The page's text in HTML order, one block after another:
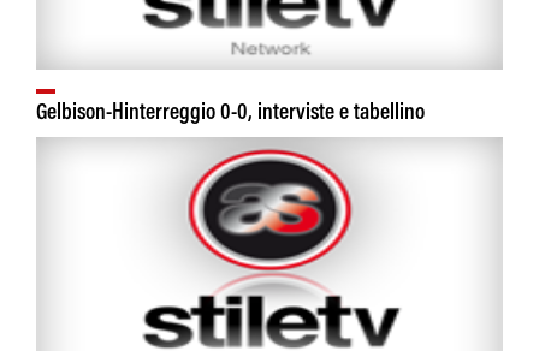
Gelbison-Hinterreggio 0-0, interviste e tabellino